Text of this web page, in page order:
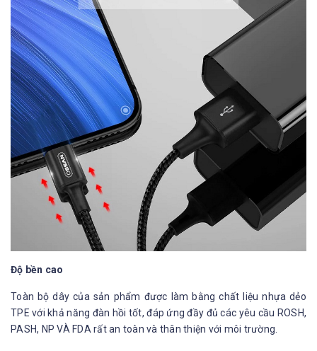
Độ bền cao
Toàn bộ dây của sản phẩm được làm bằng chất liệu nhựa dẻo
TPE với khả năng đàn hồi tốt, đáp ứng đầy đủ các yêu cầu ROSH,
PASH, NP VÀ FDA rất an toàn và thân thiện với môi trường.